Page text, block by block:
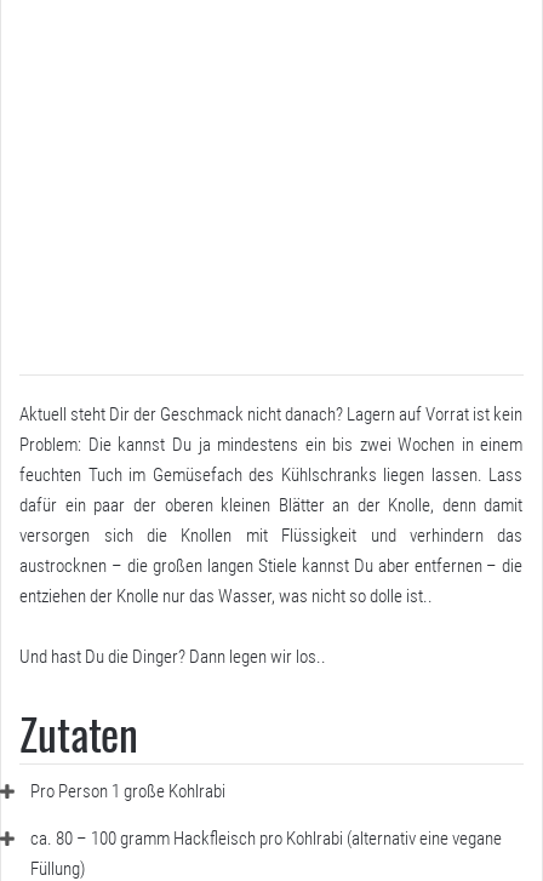
Aktuell steht Dir der Geschmack nicht danach? Lagern auf Vorrat ist kein
Problem: Die kannst Du ja mindestens ein bis zwei Wochen in einem
feuchten Tuch im Gemüsefach des Kühlschranks liegen lassen. Lass
dafür ein paar der oberen kleinen Blätter an der Knolle, denn damit
versorgen sich die Knollen mit Flüssigkeit und verhindern das
austrocknen – die großen langen Stiele kannst Du aber entfernen – die
entziehen der Knolle nur das Wasser, was nicht so dolle ist..
Und hast Du die Dinger? Dann legen wir los..
Zutaten
Pro Person 1 große Kohlrabi
ca. 80 – 100 gramm Hackfleisch pro Kohlrabi (alternativ eine vegane
Füllung)